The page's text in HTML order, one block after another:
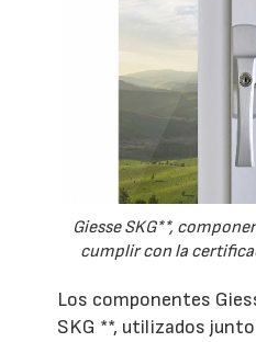
Giesse SKG**,
cumplir con la
Los componentes
SKG **, utilizados